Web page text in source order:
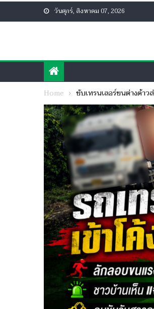
วันศุกร์, สิงหาคม 07, 2026
Home ขับเทรนเลอร์ขนต่างด้าว